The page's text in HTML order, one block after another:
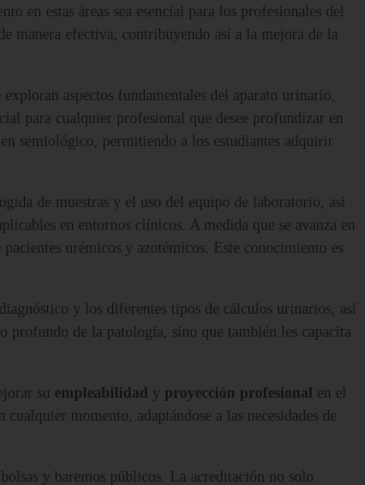
estas áreas sea esencial para los profesionales del
manera efectiva, contribuyendo así a la mejora de la
aspectos fundamentales del aparato urinario,
para cualquier profesional que desee profundizar en
semiológico, permitiendo a los estudiantes adquirir
de muestras y el uso del equipo de laboratorio, así
en entornos clínicos. A medida que se avanza en
urémicos y azotémicos. Este conocimiento es
y los diferentes tipos de cálculos urinarios, así
profundo de la patología, sino que también les capacita
su empleabilidad y proyección profesional
en el
momento, adaptándose a las necesidades de
y baremos públicos. La acreditación no solo